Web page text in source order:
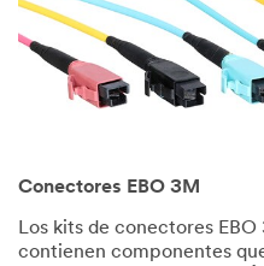
Conectores EBO 3M
Los kits de conectores
contienen componentes